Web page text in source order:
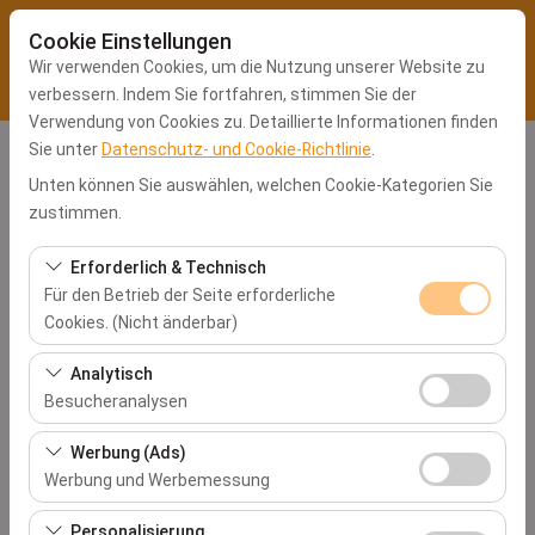
Cookie Einstellungen
Wir verwenden Cookies, um die Nutzung unserer Website zu
verbessern. Indem Sie fortfahren, stimmen Sie der
Verwendung von Cookies zu. Detaillierte Informationen finden
Sie unter Datenschutz- und Cookie-Richtlinie
Unten können Sie auswählen, welchen Cookie-Kategorien Sie
zustimmen.
Erforderlich & Technisch
Für den Betrieb der Seite erforderliche
Cookies. (Nicht änderbar)
Diese Cookies sind für das ordnungsgemäße
Funktionieren der Website, die Sicherheit, die
Sitzungsverwaltung und grundlegende Funktionen
erforderlich. Sie können nicht deaktiviert werden.
Analytisch
Besucheranalysen
Diese Cookies ermöglichen es uns, zu analysieren, wie
unsere Website genutzt wird (Besucherzahl,
meistbesuchte Seiten, Nutzerverhalten). Diese Daten
werden verwendet, um die Leistung der Website zu
Werbung (Ads)
Werbung und Werbemessung
Diese Cookies ermöglichen es uns, Ihnen auf Ihre
Abholstation
Kocaeli Büro
Abholdatum & Zeit
Rückgabedatum & Zeit